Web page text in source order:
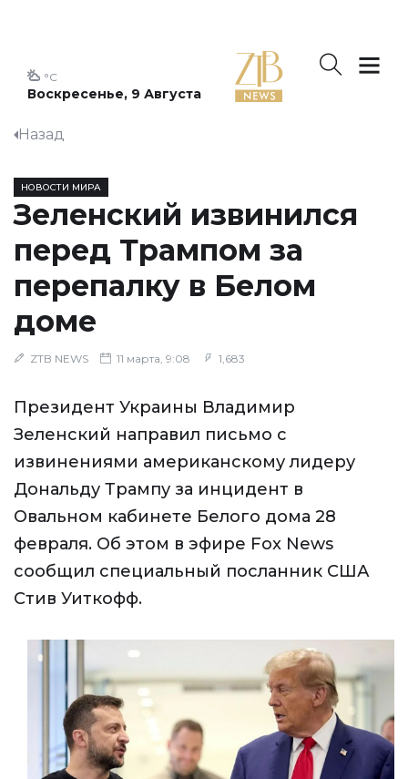
Воскресенье, 9 Августа
°C
Назад
НОВОСТИ МИРА
Зеленский извинился
перед Трампом за
перепалку в Белом
доме
ZTB NEWS 11 марта, 9:08 1,683
Президент Украины Владимир
Зеленский направил письмо с
извинениями американскому лидеру
Дональду Трампу за инцидент в
Овальном кабинете Белого дома 28
февраля. Об этом в эфире Fox News
сообщил специальный посланник США
Стив Уиткофф.